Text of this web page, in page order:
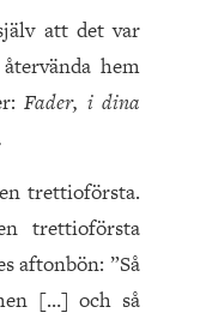
att det var
hem
Fader, i dina
trettioförsta.
trettioförsta
aftonbön: ”Så
[…] och så